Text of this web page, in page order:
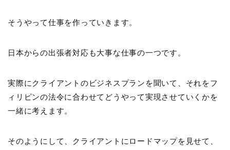
そうやって仕事を作っていきます。
日本からの出張者対応も大事な仕事の一つです。
実際にクライアントのビジネスプランを聞いて、それをフ
ィリピンの法令に合わせてどうやって実現させていくかを
一緒に考えます。
そのようにして、クライアントにロードマップを見せて、